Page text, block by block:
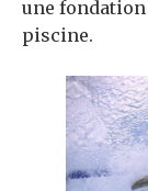
une
piscine.